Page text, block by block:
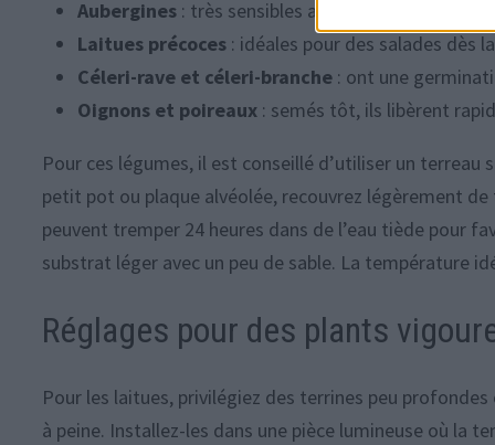
Aubergines : très sensibles au froid, elles
Laitues précoces : idéales pour des salades dès
Céleri-rave et céleri-branche : ont une
Oignons et poireaux : semés tôt, ils libèrent
Pour ces légumes, il est conseillé d’utiliser un
petit pot ou plaque alvéolée, recouvrez légèrement
peuvent tremper 24 heures dans de l’eau tiède pour
substrat léger avec un peu de sable. La température
Réglages pour des plants
Pour les laitues, privilégiez des terrines peu
à peine. Installez-les dans une pièce lumineuse où la